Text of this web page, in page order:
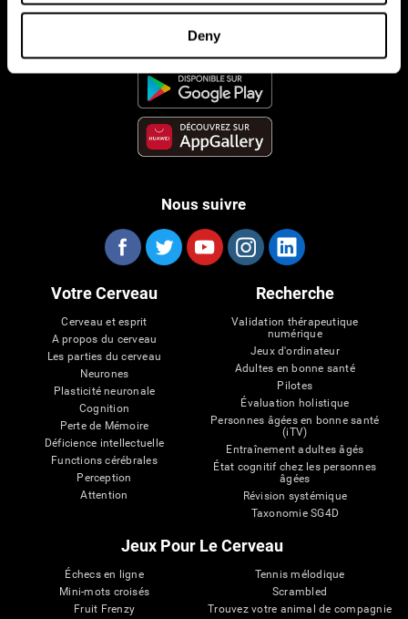
Deny
Nous suivre
Votre Cerveau
Cerveau et esprit
A propos du cerveau
Les parties du cerveau
Neurones
Plasticité neuronale
Cognition
Perte de Mémoire
Déficience intellectuelle
Functions cérébrales
Perception
Attention
Recherche
Validation thérapeutique
numérique
Jeux d'ordinateur
Adultes en bonne santé
Pilotes
Évaluation holistique
Personnes âgées en bonne santé
(iTV)
Entraînement adultes âgés
État cognitif chez les personnes
âgées
Révision systémique
Taxonomie SG4D
Jeux Pour Le Cerveau
Échecs en ligne
Mini-mots croisés
Fruit Frenzy
Tennis mélodique
Scrambled
Trouvez votre animal de compagnie